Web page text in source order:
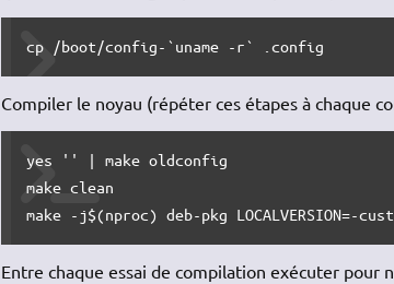
cp /boot/config-`uname -r` .config
Compiler le noyau (répéter ces étapes à chaque
yes '' | make oldconfig
make clean
make -j$(nproc) deb-pkg LOCALVERSION=-
Entre chaque essai de compilation exécuter pour